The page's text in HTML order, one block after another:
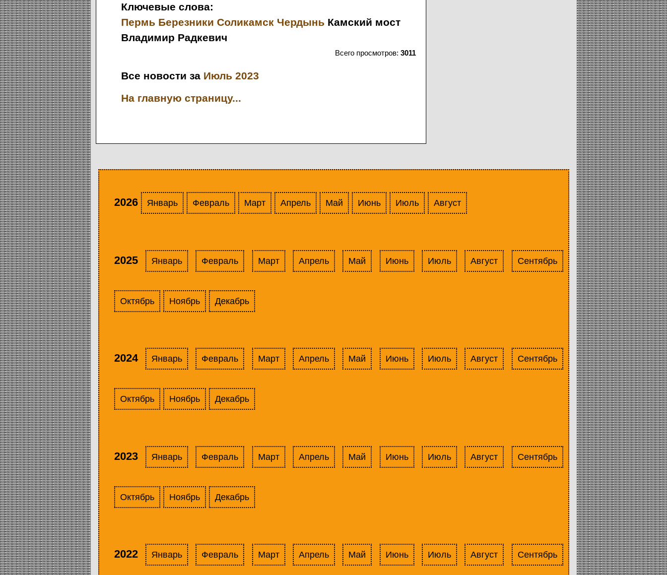
Ключевые слова:
Пермь Березники Соликамск Чердынь Камский мост
Владимир Радкевич
Всего просмотров: 3011
Все новости за Июль 2023
На главную страницу...
2026 Январь Февраль Март Апрель Май Июнь Июль Август
2025 Январь Февраль Март Апрель Май Июнь Июль Август Сентябрь
Октябрь Ноябрь Декабрь
2024 Январь Февраль Март Апрель Май Июнь Июль Август Сентябрь
Октябрь Ноябрь Декабрь
2023 Январь Февраль Март Апрель Май Июнь Июль Август Сентябрь
Октябрь Ноябрь Декабрь
2022 Январь Февраль Март Апрель Май Июнь Июль Август Сентябрь